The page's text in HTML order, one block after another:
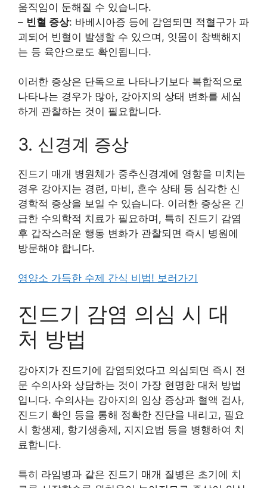
움직임이 둔해질 수 있습니다.
– 빈혈 증상: 바베시아증 등에 감염되면 적혈구가 파
괴되어 빈혈이 발생할 수 있으며, 잇몸이 창백해지
는 등 육안으로도 확인됩니다.
이러한 증상은 단독으로 나타나기보다 복합적으로
나타나는 경우가 많아, 강아지의 상태 변화를 세심
하게 관찰하는 것이 필요합니다.
3. 신경계 증상
진드기 매개 병원체가 중추신경계에 영향을 미치는
경우 강아지는 경련, 마비, 혼수 상태 등 심각한 신
경학적 증상을 보일 수 있습니다. 이러한 증상은 긴
급한 수의학적 치료가 필요하며, 특히 진드기 감염
후 갑작스러운 행동 변화가 관찰되면 즉시 병원에
방문해야 합니다.
영양소 가득한 수제 간식 비법! 보러가기
진드기 감염 의심 시 대
처 방법
강아지가 진드기에 감염되었다고 의심되면 즉시 전
문 수의사와 상담하는 것이 가장 현명한 대처 방법
입니다. 수의사는 강아지의 임상 증상과 혈액 검사,
진드기 확인 등을 통해 정확한 진단을 내리고, 필요
시 항생제, 항기생충제, 지지요법 등을 병행하여 치
료합니다.
특히 라임병과 같은 진드기 매개 질병은 초기에 치